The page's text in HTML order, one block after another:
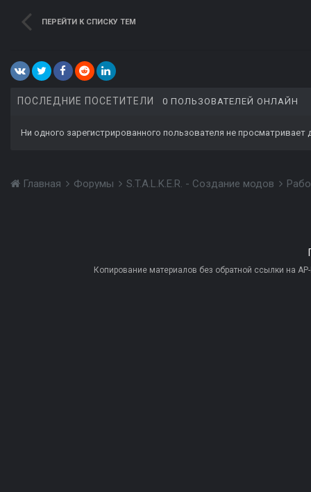
ПЕРЕЙТИ К СПИСКУ ТЕМ
ПОСЛЕДНИЕ ПОСЕТИТЕЛИ 0 ПОЛЬЗОВАТЕЛЕЙ ОНЛАЙН
Ни одного зарегистрированного пользователя не просматривает
Главная Форумы S.T.A.L.K.E.R. - Создание модов
Копирование материалов без обратной ссылки на